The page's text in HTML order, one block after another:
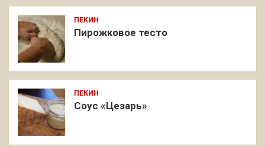
ПЕКИН
Пирожковое тесто
ПЕКИН
Соус «Цезарь»